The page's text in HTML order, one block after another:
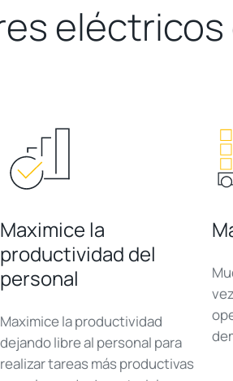
Maximice la
productividad del
personal
Maximice la productividad
dejando libre al personal para
realizar tareas más productivas